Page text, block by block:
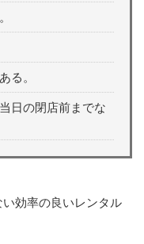
る。
日の閉店前までな
効率の良いレンタル